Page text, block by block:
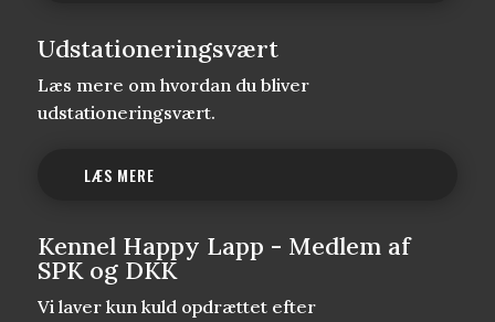
Udstationeringsvært
Læs mere om hvordan du bliver
udstationeringsvært.
LÆS MERE
Kennel Happy Lapp - Medlem af
SPK og DKK
Vi laver kun kuld opdrættet efter